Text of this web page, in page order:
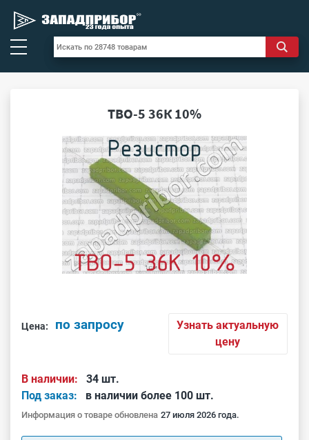
ТВО-5 36К 10%
Цена: по запросу
Узнать актуальную
цену
В наличии:
34 шт.
Под заказ:
в наличии более 100 шт.
Информация о товаре обновлена 27 июля 2026 года.